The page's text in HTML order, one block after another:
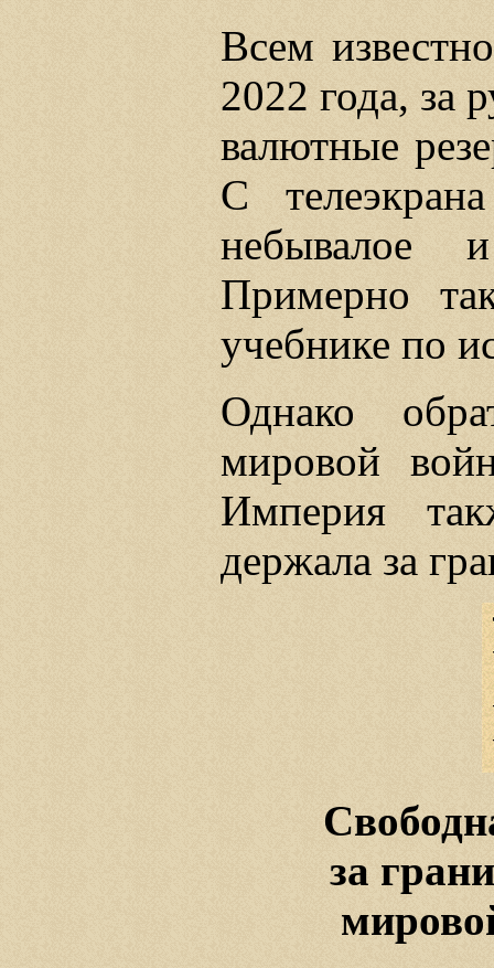
Всем
2022 года, за
валютные
С
небывалое
Примерно
учебнике по
Однако
мировой
Империя
держала за
за